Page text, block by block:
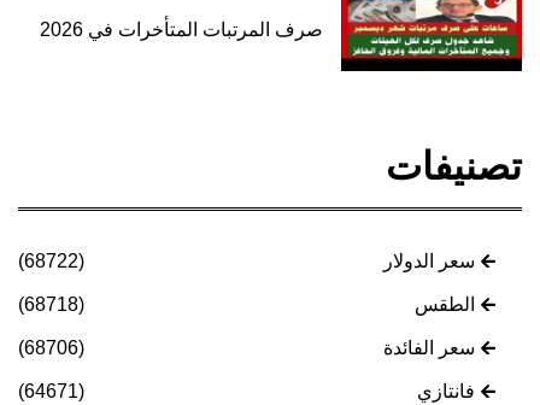
صرف المرتبات المتأخرات في 2026
تصنيفات
سعر الدولار (68722)
الطقس (68718)
سعر الفائدة (68706)
فانتازي (64671)